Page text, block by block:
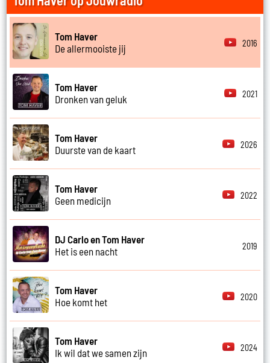
Tom Haver
De allermooiste jij
2016
Tom Haver
Dronken van geluk
2021
Tom Haver
Duurste van de kaart
2026
Tom Haver
Geen medicijn
2022
DJ Carlo en Tom Haver
Het is een nacht
2019
Tom Haver
Hoe komt het
2020
Tom Haver
Ik wil dat we samen zijn
2024